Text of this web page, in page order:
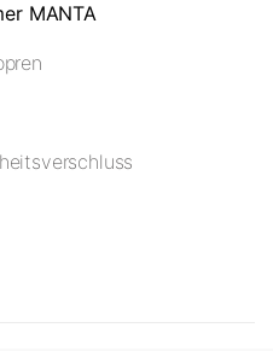
MANTA